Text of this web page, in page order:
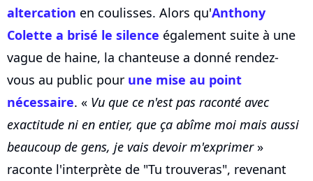
altercation en coulisses. Alors qu'Anthony
Colette a brisé le silence également suite à une
vague de haine, la chanteuse a donné rendez-
vous au public pour une mise au point
nécessaire. « Vu que ce n'est pas raconté avec
exactitude ni en entier, que ça abîme moi mais aussi
beaucoup de gens, je vais devoir m'exprimer»
raconte l'interprète de "Tu trouveras", revenant